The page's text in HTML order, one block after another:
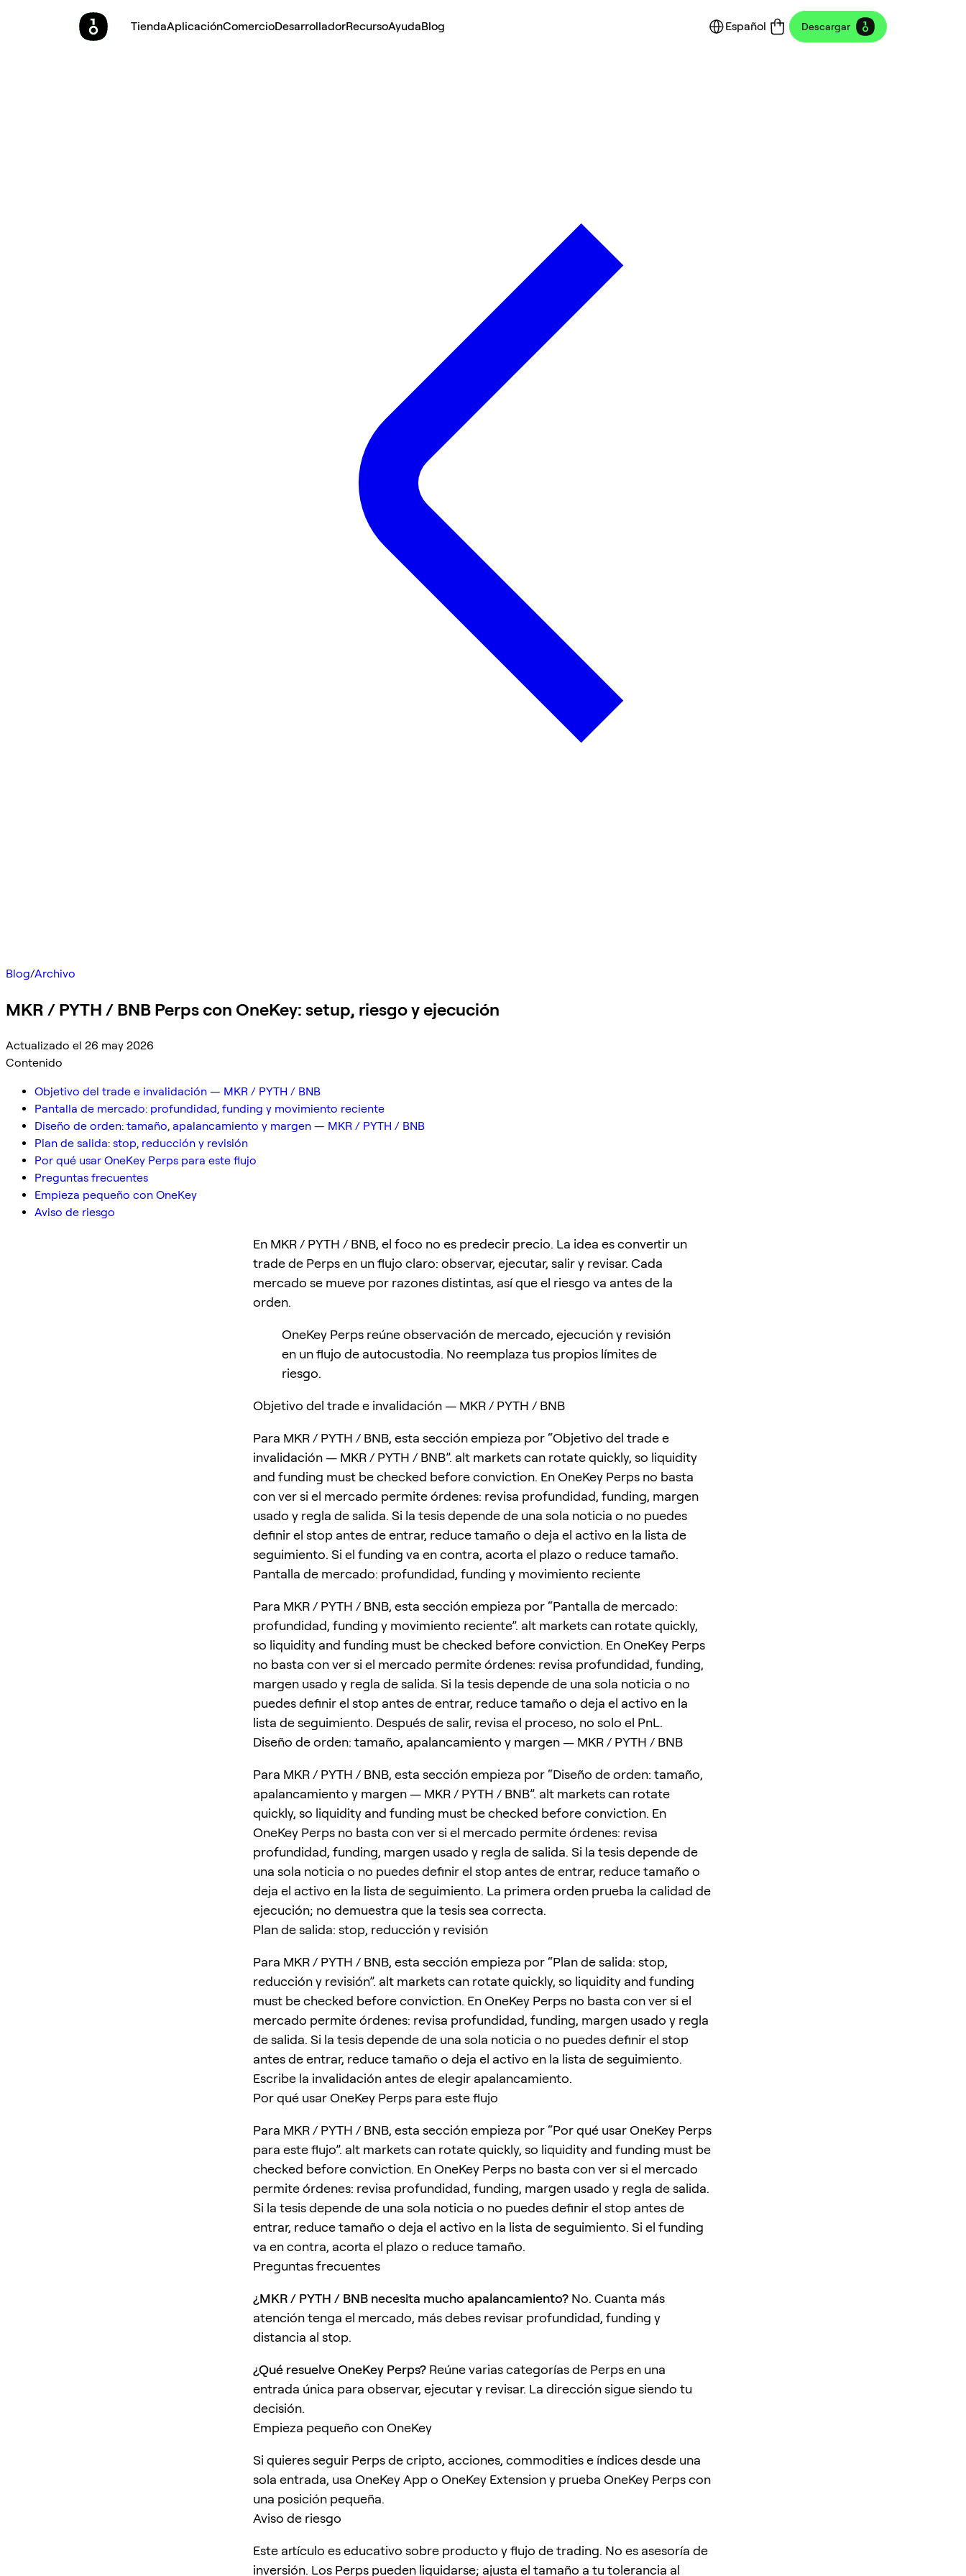
TiendaAplicaciónComercioDesarrolladorRecursoAyudaBlog Español Descargar
Blog/Archivo
MKR / PYTH / BNB Perps con OneKey: setup, riesgo y ejecución
Actualizado el 26 may 2026
Contenido
Objetivo del trade e invalidación — MKR / PYTH / BNB
Pantalla de mercado: profundidad, funding y movimiento reciente
Diseño de orden: tamaño, apalancamiento y margen — MKR / PYTH / BNB
Plan de salida: stop, reducción y revisión
Por qué usar OneKey Perps para este flujo
Preguntas frecuentes
Empieza pequeño con OneKey
Aviso de riesgo
En MKR / PYTH / BNB, el foco no es predecir precio. La idea es convertir un
trade de Perps en un flujo claro: observar, ejecutar, salir y revisar. Cada
mercado se mueve por razones distintas, así que el riesgo va antes de la
orden.
OneKey Perps reúne observación de mercado, ejecución y revisión
en un flujo de autocustodia. No reemplaza tus propios límites de
riesgo.
Objetivo del trade e invalidación — MKR / PYTH / BNB
Para MKR / PYTH / BNB, esta sección empieza por “Objetivo del trade e
invalidación — MKR / PYTH / BNB”. alt markets can rotate quickly, so liquidity
and funding must be checked before conviction. En OneKey Perps no basta
con ver si el mercado permite órdenes: revisa profundidad, funding, margen
usado y regla de salida. Si la tesis depende de una sola noticia o no puedes
definir el stop antes de entrar, reduce tamaño o deja el activo en la lista de
seguimiento. Si el funding va en contra, acorta el plazo o reduce tamaño.
Pantalla de mercado: profundidad, funding y movimiento reciente
Para MKR / PYTH / BNB, esta sección empieza por “Pantalla de mercado:
profundidad, funding y movimiento reciente”. alt markets can rotate quickly,
so liquidity and funding must be checked before conviction. En OneKey Perps
no basta con ver si el mercado permite órdenes: revisa profundidad, funding,
margen usado y regla de salida. Si la tesis depende de una sola noticia o no
puedes definir el stop antes de entrar, reduce tamaño o deja el activo en la
lista de seguimiento. Después de salir, revisa el proceso, no solo el PnL.
Diseño de orden: tamaño, apalancamiento y margen — MKR / PYTH / BNB
Para MKR / PYTH / BNB, esta sección empieza por “Diseño de orden: tamaño,
apalancamiento y margen — MKR / PYTH / BNB”. alt markets can rotate
quickly, so liquidity and funding must be checked before conviction. En
OneKey Perps no basta con ver si el mercado permite órdenes: revisa
profundidad, funding, margen usado y regla de salida. Si la tesis depende de
una sola noticia o no puedes definir el stop antes de entrar, reduce tamaño o
deja el activo en la lista de seguimiento. La primera orden prueba la calidad de
ejecución; no demuestra que la tesis sea correcta.
Plan de salida: stop, reducción y revisión
Para MKR / PYTH / BNB, esta sección empieza por “Plan de salida: stop,
reducción y revisión”. alt markets can rotate quickly, so liquidity and funding
must be checked before conviction. En OneKey Perps no basta con ver si el
mercado permite órdenes: revisa profundidad, funding, margen usado y regla
de salida. Si la tesis depende de una sola noticia o no puedes definir el stop
antes de entrar, reduce tamaño o deja el activo en la lista de seguimiento.
Escribe la invalidación antes de elegir apalancamiento.
Por qué usar OneKey Perps para este flujo
Para MKR / PYTH / BNB, esta sección empieza por “Por qué usar OneKey Perps
para este flujo”. alt markets can rotate quickly, so liquidity and funding must be
checked before conviction. En OneKey Perps no basta con ver si el mercado
permite órdenes: revisa profundidad, funding, margen usado y regla de salida.
Si la tesis depende de una sola noticia o no puedes definir el stop antes de
entrar, reduce tamaño o deja el activo en la lista de seguimiento. Si el funding
va en contra, acorta el plazo o reduce tamaño.
Preguntas frecuentes
¿MKR / PYTH / BNB necesita mucho apalancamiento? No. Cuanta más
atención tenga el mercado, más debes revisar profundidad, funding y
distancia al stop.
¿Qué resuelve OneKey Perps? Reúne varias categorías de Perps en una
entrada única para observar, ejecutar y revisar. La dirección sigue siendo tu
decisión.
Empieza pequeño con OneKey
Si quieres seguir Perps de cripto, acciones, commodities e índices desde una
sola entrada, usa OneKey App o OneKey Extension y prueba OneKey Perps con
una posición pequeña.
Aviso de riesgo
Este artículo es educativo sobre producto y flujo de trading. No es asesoría de
inversión. Los Perps pueden liquidarse; ajusta el tamaño a tu tolerancia al